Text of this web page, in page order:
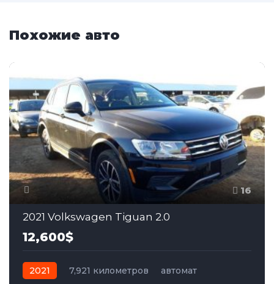
Похожие авто
16
2021 Volkswagen Tiguan 2.0
12,600$
2021 7,921 километров
автомат